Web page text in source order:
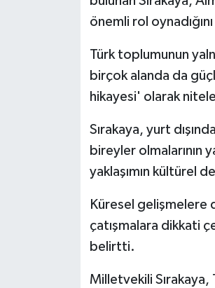
önemli rol
Türk toplumunun
birçok alanda da
hikayesi' olarak
Sırakaya, yurt
bireyler olmalarının
yaklaşımın kültürel
Küresel gelişmelere
çatışmalara dikkati
belirtti.
Milletvekili